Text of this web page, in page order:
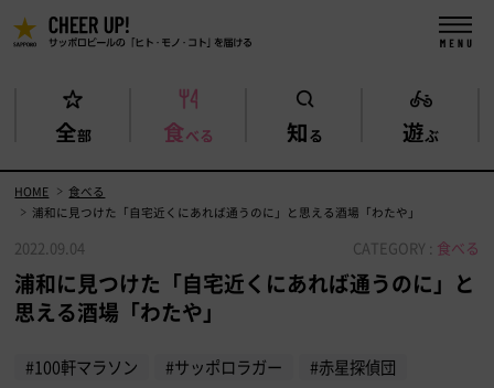
全部 食べる 知る 遊ぶ
HOME
食べる
浦和に見つけた「自宅近くにあれば通うのに」と思える酒場「わたや」
2022.09.04 CATEGORY : 食べる
浦和に見つけた「自宅近くにあれば通うのに」と
思える酒場「わたや」
#100軒マラソン #サッポロラガー #赤星探偵団